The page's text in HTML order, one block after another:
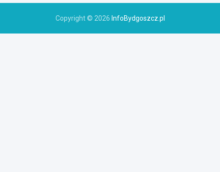
Copyright © 2026 InfoBydgoszcz.pl